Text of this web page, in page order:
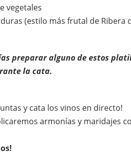
vegetales
(estilo más frutal de Ribera
preparar alguno de estos
la cata.
y cata los vinos en directo!
armonías y maridajes